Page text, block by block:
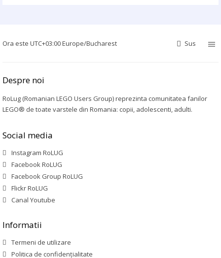
Ora este UTC+03:00 Europe/Bucharest Sus
Despre noi
RoLug (Romanian LEGO Users Group) reprezinta comunitatea fanilor
LEGO® de toate varstele din Romania: copii, adolescenti, adulti.
Social media
Instagram RoLUG
Facebook RoLUG
Facebook Group RoLUG
Flickr RoLUG
Canal Youtube
Informatii
Termeni de utilizare
Politica de confidenţialitate